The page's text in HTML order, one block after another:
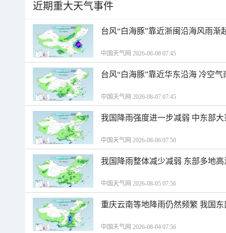
近期重大天气事件
台风“白海豚”靠近浙闽沿海风雨渐
中国天气网 2026-08-08 07:45
台风“白海豚”靠近华东沿海 冷空
中国天气网 2026-08-07 07:45
我国降雨强度进一步减弱 中东部
中国天气网 2026-08-06 07:50
我国降雨整体减少减弱 东部多地
中国天气网 2026-08-05 07:56
重庆云南等地降雨仍然频繁 我国
中国天气网 2026-08-04 07:56